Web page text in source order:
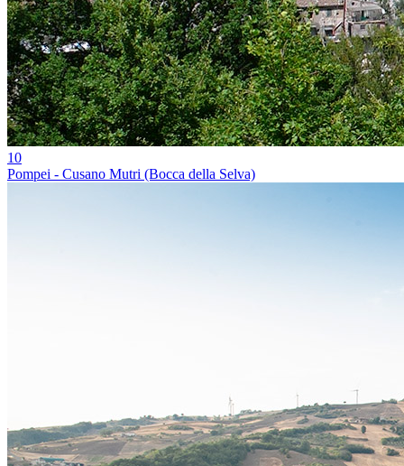
10
Pompei - Cusano Mutri (Bocca della Selva)